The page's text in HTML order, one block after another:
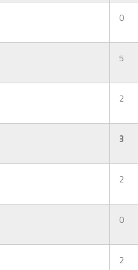
0
5
2
3
2
0
2